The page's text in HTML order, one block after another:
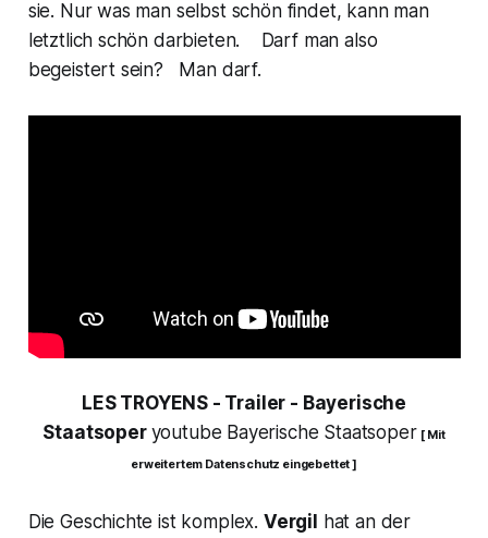
sie. Nur was man selbst schön findet, kann man
letztlich schön darbieten. Darf man also
begeistert sein? Man darf.
LES TROYENS - Trailer - Bayerische
Staatsoper youtube Bayerische Staatsoper [ Mit
erweitertem Datenschutz eingebettet ]
Die Geschichte ist komplex. Vergil hat an der